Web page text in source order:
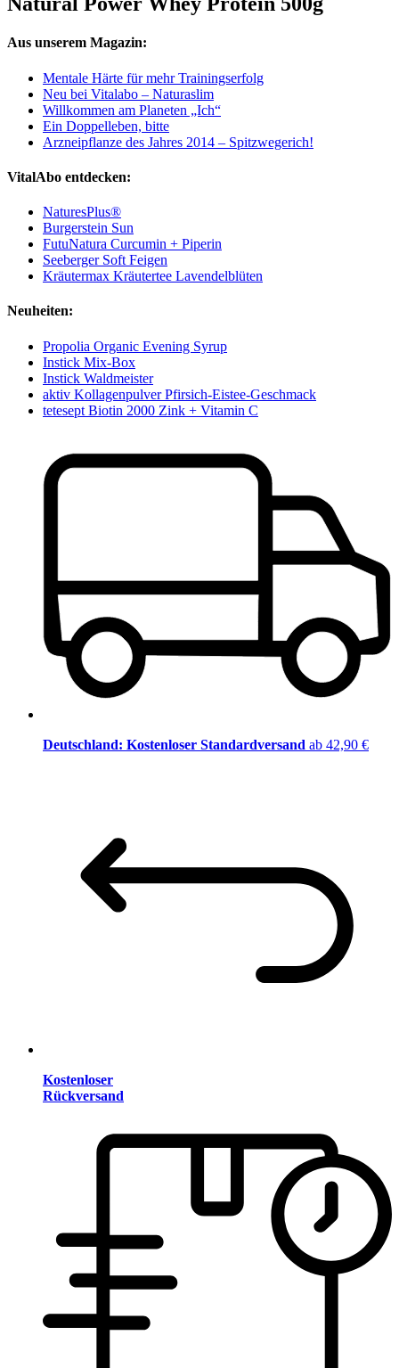
Aus unserem Magazin:
Mentale Härte für mehr Trainingserfolg
Neu bei Vitalabo – Naturaslim
Willkommen am Planeten „Ich“
Ein Doppelleben, bitte
Arzneipflanze des Jahres 2014 – Spitzwegerich!
VitalAbo entdecken:
NaturesPlus®
Burgerstein Sun
FutuNatura Curcumin + Piperin
Seeberger Soft Feigen
Kräutermax Kräutertee Lavendelblüten
Neuheiten:
Propolia Organic Evening Syrup
Instick Mix-Box
Instick Waldmeister
aktiv Kollagenpulver Pfirsich-Eistee-Geschmack
tetesept Biotin 2000 Zink + Vitamin C
Deutschland: Kostenloser Standardversand ab 42,90 €
Kostenloser
Rückversand